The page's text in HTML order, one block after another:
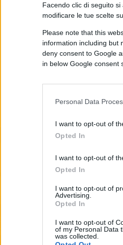
Facendo clic di seguito
modificare le tue scelte
Please note that this
information including but
deny consent to Google
in below Google consent
Personal Data
I want to opt-out of
Opted In
I want to opt-out of
Opted In
I want to opt-out of
Advertising.
Opted In
I want to opt-out of
of my Personal Data
was collected.
su Google
di sesso nel cinema
dei produttori. Guai a non